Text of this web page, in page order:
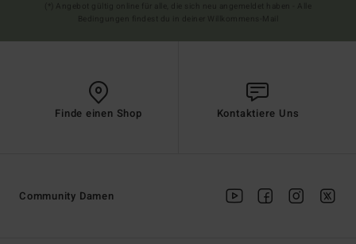
Finde einen Shop Kontaktiere Uns
Community Damen